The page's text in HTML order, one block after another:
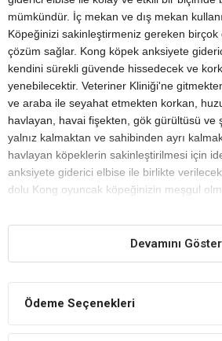
mümkündür. İç mekan ve dış mekan
Köpeğinizi sakinleştirmeniz gereken
çözüm sağlar. Kong köpek anksiyete
kendini sürekli güvende hissedecek ve
yenebilecektir. Veteriner Kliniği'ne
ve araba ile seyahat etmekten korkan,
havlayan, havai fişekten, gök gürültüsü ve
yalnız kalmaktan ve sahibinden ayrı
havlayan köpeklerin sakinleştirilmesi için
anksiyete giderici elbise ile birlikte
dolu Kong oyuncak köpeğinizin meşgul
özel tasarımı, kutu içerisinden çıkan
kurutulmuş lavanta kesesi, üzerindeki
ve tam vücuda oturan şık tasarımı, nefes
için uygundur. Ense kökünden kuyruk
Devamını Göster
Ödeme Seçenekleri